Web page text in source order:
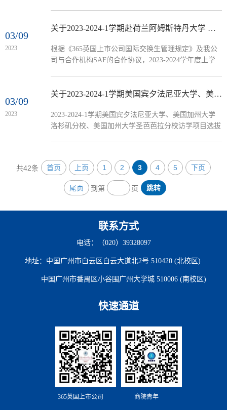
准）。现将有关事项通知如下：一、选拔条件1．2021
口。*在本学期仍在读辅修专业的（含辅修双学位在
内），如要报名，需提供辅修专业修读保证书（请使用
03/09
2023
关于2023-2024-1学期赴荷兰阿姆斯特丹大学 交流生项目选拔的通知
根据《365英国上市公司国际交换生管理规定》及我公
司与合作机构SAF的合作协议，2023-2024学年度上学
将有关事项通知如下：一、选拔条件1．2021级全日制
学期仍在读辅修专业的（含辅修双学位在内），如要报
名，需提供辅修专业修读保证书（请使用附件3）。本
03/09
2023
关于2023-2024-1学期美国宾夕法尼亚大学、美国加州大学洛杉矶分校、美国加州大学圣芭芭拉分校访学项目选拔的通知
2023-2024-1学期美国宾夕法尼亚大学、美国加州大学
洛杉矶分校、美国加州大学圣芭芭拉分校访学项目选拔
共42条 首页 上页 1 2 3 4 5 下页
尾页 到第 页 跳转
联系方式
电话：（020）39328097
地址：中国广州市白云区白云大道北2号 510420 (北校区)
中国广州市番禺区小谷围广州大学城 510006 (南校区)
快速通道
365英国上市公司 商院青年